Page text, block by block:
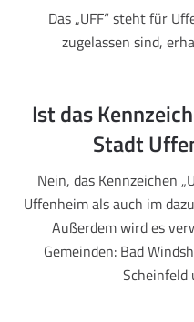
Das „UFF“ steht für
zugelassen sind,
Ist das
Stadt
Nein, das Kennzeichen
Uffenheim als auch im
Außerdem wird es
Gemeinden: Bad
Scheinfeld